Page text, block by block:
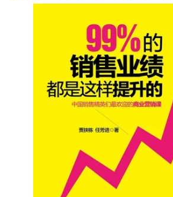
美食蛋糕
3C家電 運動
男裝 化妝保
電子/紙本書